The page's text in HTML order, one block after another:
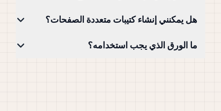
هل يمكنني إنشاء كتيبات متعددة الصفحات؟
ما الورق الذي يجب استخدامه؟